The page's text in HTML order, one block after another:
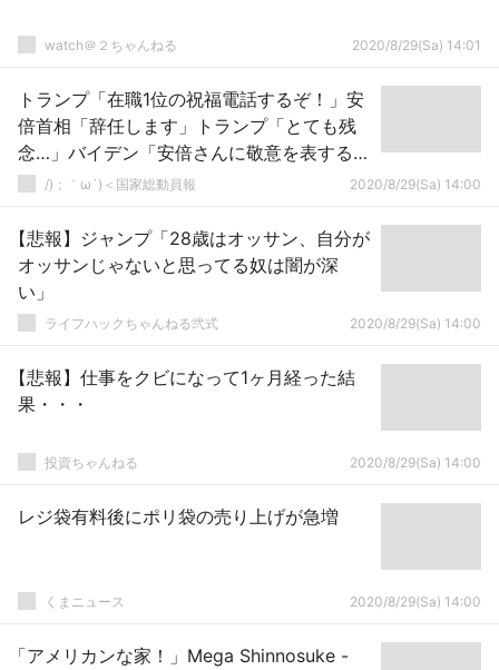
watch＠２ちゃんねる 2020/8/29(Sa) 14:01
トランプ「在職1位の祝福電話するぞ！」安
倍首相「辞任します」トランプ「とても残
念…」バイデン「安倍さんに敬意を表する」
謎の勢力「認めない！」日本「あっそ。」
/)；｀ω´)＜国家総動員報 2020/8/29(Sa) 14:00
【悲報】ジャンプ「28歳はオッサン、自分が
オッサンじゃないと思ってる奴は闇が深
い」
ライフハックちゃんねる弐式 2020/8/29(Sa) 14:00
【悲報】仕事をクビになって1ヶ月経った結
果・・・
投資ちゃんねる 2020/8/29(Sa) 14:00
レジ袋有料後にポリ袋の売り上げが急増
くまニュース 2020/8/29(Sa) 14:00
「アメリカンな家！」Mega Shinnosuke -